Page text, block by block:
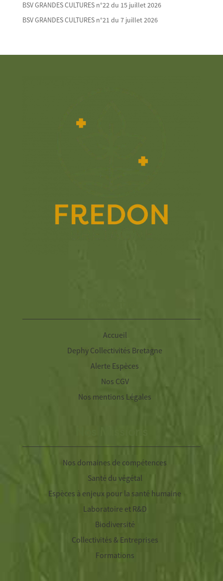
BSV GRANDES CULTURES n°22 du 15 juillet 2026
BSV GRANDES CULTURES n°21 du 7 juillet 2026
Accueil
Dephy Collectivités Bretagne
Alerte Espèces
Nos CGV
Nos mentions Légales
Nos domaines de compétences
Santé du végétal
Espèces à enjeux pour la santé humaine
Laboratoire et R&D
Biodiversité
Collectivités & Entreprises
Formations